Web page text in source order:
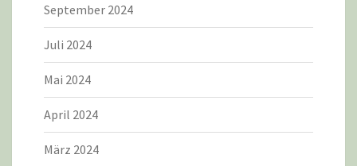
September 2024
Juli 2024
Mai 2024
April 2024
März 2024